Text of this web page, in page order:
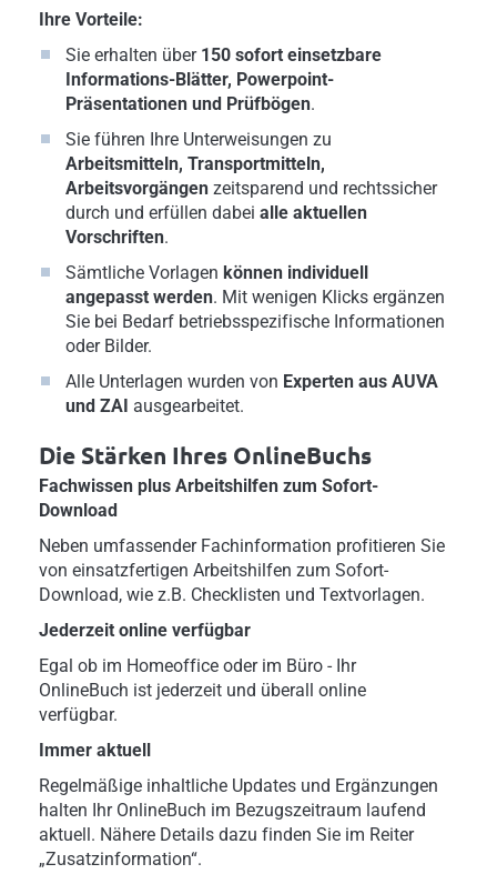
Ihre Vorteile:
Sie erhalten über 150 sofort einsetzbare
Informations-Blätter, Powerpoint-
Präsentationen und Prüfbögen.
Sie führen Ihre Unterweisungen zu
Arbeitsmitteln, Transportmitteln,
Arbeitsvorgängen zeitsparend und rechtssicher
durch und erfüllen dabei alle aktuellen
Vorschriften.
Sämtliche Vorlagen können individuell
angepasst werden. Mit wenigen Klicks ergänzen
Sie bei Bedarf betriebsspezifische Informationen
oder Bilder.
Alle Unterlagen wurden von Experten aus AUVA
und ZAI ausgearbeitet.
Die Stärken Ihres OnlineBuchs
Fachwissen plus Arbeitshilfen zum Sofort-
Download
Neben umfassender Fachinformation profitieren Sie
von einsatzfertigen Arbeitshilfen zum Sofort-
Download, wie z.B. Checklisten und Textvorlagen.
Jederzeit online verfügbar
Egal ob im Homeoffice oder im Büro - Ihr
OnlineBuch ist jederzeit und überall online
verfügbar.
Immer aktuell
Regelmäßige inhaltliche Updates und Ergänzungen
halten Ihr OnlineBuch im Bezugszeitraum laufend
aktuell. Nähere Details dazu finden Sie im Reiter
„Zusatzinformation“.